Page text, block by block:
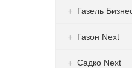
Газель
Газон Next
Садко Next